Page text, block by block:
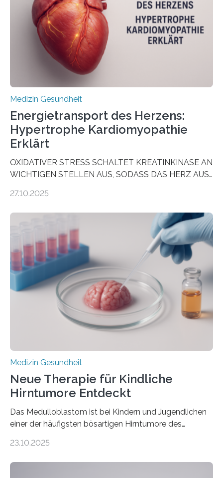
wirken. Dabei wurde ein Eiweiß identifiziert, das künftig
als Biomarker für die Wahl der passenden Therapie
dienen könnte. Darmkrebs zählt weltweit zu den
häufigsten Krebsarten und stellt…
Medizin Gesundheit
Energietransport des Herzens:
Hypertrophe Kardiomyopathie
Erklärt
OXIDATIVER STRESS SCHALTET KREATINKINASE AN
WICHTIGEN STELLEN AUS, SODASS DAS HERZ AUS
aus dem Deutschen Zentrum für Herzinsuffizienz
im Journal Circulation, warum der Energietransport bei
der Hypertrophen Kardiomyopathie (HCM) versagen
kann und wie sich durch eine Verringerung der
Herzbelastung und des oxidativen Stresses
Rhythmusstörungen reduzieren lassen. Würzburg. Die
hypertrophe Kardiomyopathie (HCM) ist die häufigste
erblich bedingte Herzerkrankung. Sie führt dazu, dass
sich die linke Herzkammer verdickt, der Herzmuskel zu
stark kontrahiert…
27.10.2025
Medizin Gesundheit
Neue Therapie für Kindliche
Hirntumore Entdeckt
Das Medulloblastom ist bei Kindern und Jugendlichen
einer der häufigsten bösartigen Hirntumore des
Betroffenen können mit heutigen Methoden geheilt
23.10.2025